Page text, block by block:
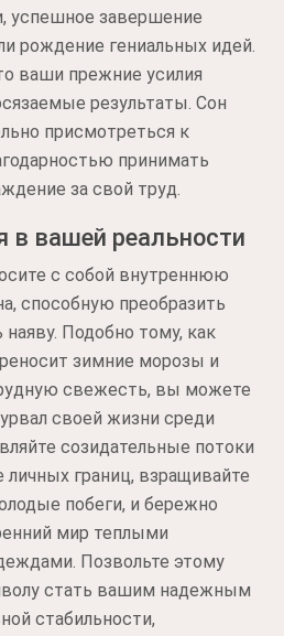
успешное завершение
рождение гениальных идей.
ваши прежние усилия
результаты. Сон
присмотреться к
принимать
за свой труд.
в вашей реальности
с собой внутреннюю
способную преобразить
Подобно тому, как
зимние морозы и
свежесть, вы можете
своей жизни среди
созидательные потоки
личных границ, взращивайте
побеги, и бережно
мир теплыми
Позвольте этому
стать вашим надежным
стабильности,